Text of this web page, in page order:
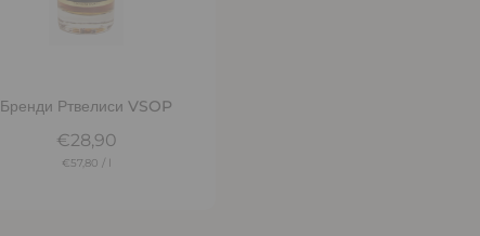
Бренди Ртвелиси VSOP
€28,90
€57,80 /